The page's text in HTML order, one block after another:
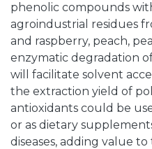
phenolic compounds
agroindustrial residues
and raspberry, peach,
enzymatic degradation
will facilitate solvent
the extraction yield of
antioxidants could be
or as dietary
diseases, adding value